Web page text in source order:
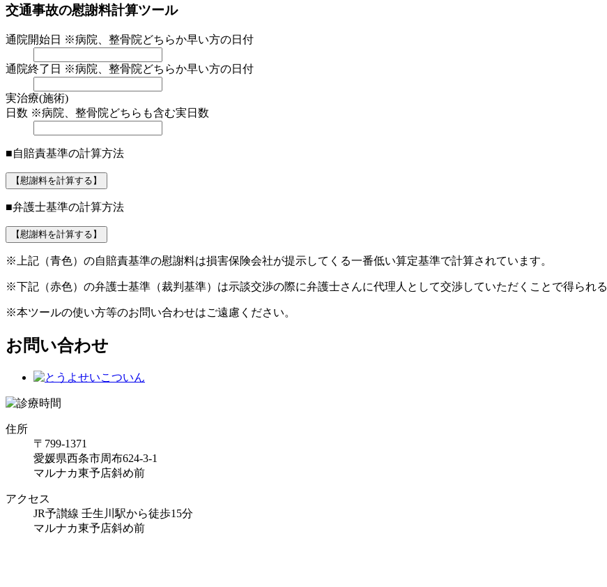
交通事故の慰謝料計算ツール
通院開始日 ※病院、整骨院どちらか早い方の日付
通院終了日 ※病院、整骨院どちらか早い方の日付
実治療(施術)
日数 ※病院、整骨院どちらも含む実日数
■自賠責基準の計算方法
【慰謝料を計算する】
■弁護士基準の計算方法
【慰謝料を計算する】
※上記（青色）の自賠責基準の慰謝料は損害保険会社が提示してくる一番低い算定基準で計算されています。
※下記（赤色）の弁護士基準（裁判基準）は示談交渉の際に弁護士さんに代理人として交渉していただくことで得られる
※本ツールの使い方等のお問い合わせはご遠慮ください。
お問い合わせ
住所
〒799-1371
愛媛県西条市周布624-3-1
マルナカ東予店斜め前
アクセス
JR予讃線 壬生川駅から徒歩15分
マルナカ東予店斜め前